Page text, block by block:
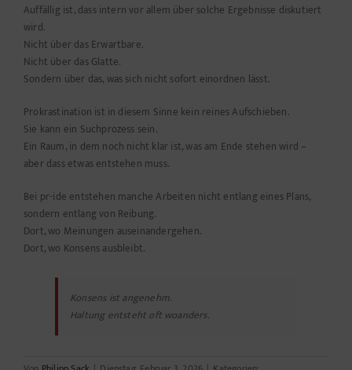
Auffällig ist, dass intern vor allem über solche Ergebnisse diskutiert
wird.
Nicht über das Erwartbare.
Nicht über das Glatte.
Sondern über das, was sich nicht sofort einordnen lässt.
Prokrastination ist in diesem Sinne kein reines Aufschieben.
Sie kann ein Suchprozess sein.
Ein Raum, in dem noch nicht klar ist, was am Ende stehen wird –
aber dass etwas entstehen muss.
Bei pr-ide entstehen manche Arbeiten nicht entlang eines Plans,
sondern entlang von Reibung.
Dort, wo Meinungen auseinandergehen.
Dort, wo Konsens ausbleibt.
Konsens ist angenehm.
Haltung entsteht oft woanders.